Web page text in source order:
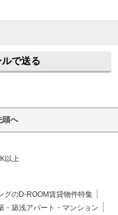
で送る
頭へ
以上
グのD-ROOM賃貸物件特集
・築浅アパート・マンション